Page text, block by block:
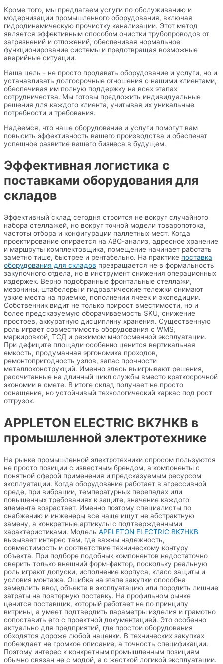
Кроме того, мы предлагаем услуги по обслуживанию и
модернизации промышленного оборудования, включая
гидродинамическую прочистку канализации. Этот метод
является эффективным способом очистки трубопроводов от
загрязнений и отложений, обеспечивая нормальное
функционирование системы и предотвращая возможные
аварийные ситуации.
Наша цель - не просто продавать оборудование и услуги, но и
устанавливать долгосрочные отношения с нашими клиентами,
обеспечивая им полную поддержку на всех этапах
сотрудничества. Мы готовы предложить индивидуальные
решения для каждого клиента, учитывая их уникальные
потребности и требования.
Надеемся, что наше оборудование и услуги помогут вам
повысить эффективность вашего производства и обеспечат
успешное развитие вашего бизнеса в будущем.
Эффективная логистика с
поставками оборудования для
складов
Эффективный склад сегодня строится не вокруг случайного
набора стеллажей, но вокруг точной модели товаропотока,
частоты отбора и конфигурации паллетных мест. Когда
проектирование опирается на ABC-анализ, адресное хранение
и маршруты комплектовщика, помещение начинает работать
заметно тише, быстрее и рентабельно. На практике поставка
оборудования для складов превращается не в формальность
закупочного отдела, но в инструмент снижения операционных
издержек. Верно подобранные фронтальные стеллажи,
мезонины, штабелеры и гидравлические тележки снимают
узкие места на приемке, пополнении ячеек и экспедиции.
Собственник видит не только прирост вместимости, но и
более предсказуемую оборачиваемость SKU, снижение
простоев, аккуратную дисциплину хранения. Существенную
роль играет совместимость оборудования с WMS,
маркировкой, ТСД и режимом многосменной эксплуатации.
При дефиците площади особенно ценится вертикальная
емкость, продуманная эргономика проходов,
ремонтопригодность узлов, запас прочности
металлоконструкций. Именно здесь выигрывают решения,
рассчитанные на длинный цикл службы вместо краткосрочной
экономии в смете. В итоге склад получает не просто
оснащение, но устойчивый технологический каркас под рост
отгрузок.
APPLETON ELECTRIC BK7HKB в
промышленной электротехнике
На рынке промышленной электротехники спросом пользуются
не просто позиции с известным брендом, а компоненты с
понятной сферой применения и предсказуемым ресурсом
эксплуатации. Когда оборудование работает в агрессивной
среде, при вибрации, температурных перепадах или
повышенных требованиях к защите, значение каждого
элемента возрастает. Именно поэтому специалисты по
снабжению и инженеры все чаще ищут не абстрактную
замену, а конкретные артикулы с подтвержденными
характеристиками. Модель APPLETON ELECTRIC BK7HKB
вызывает интерес там, где важны надежность,
совместимость и соответствие техническому контуру
объекта. При подборе подобных компонентов недостаточно
сверить только внешний форм-фактор, поскольку реальную
роль играют допуски, исполнение корпуса, класс защиты и
условия монтажа. Ошибка на этапе закупки способна
замедлить ввод объекта в эксплуатацию или породить лишние
затраты на повторную поставку. На профильном рынке
ценится поставщик, который работает не по принципу
витрины, а умеет подтвердить параметры изделия и грамотно
сопоставить его с проектной документацией. Это особенно
актуально для предприятий, где простои оборудования
обходятся дороже любой наценки. В технических закупках
побеждает не громкое описание, а точность спецификации.
Поэтому интерес к конкретным промышленным позициям
обычно связан не с модой, а с жесткой логикой эксплуатации.